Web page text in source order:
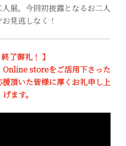
展。今回初披露となるお二人
見逃しなく！
了御礼！ 】
Online storeをご活用下さった
頂いた皆様に厚くお礼申し上
げます。